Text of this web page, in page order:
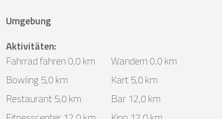
Umgebung
Aktivitäten:
Fahrrad fahren 0,0 km
Wandern 0,0 km
Bowling 5,0 km
Kart 5,0 km
Restaurant 5,0 km
Bar 12,0 km